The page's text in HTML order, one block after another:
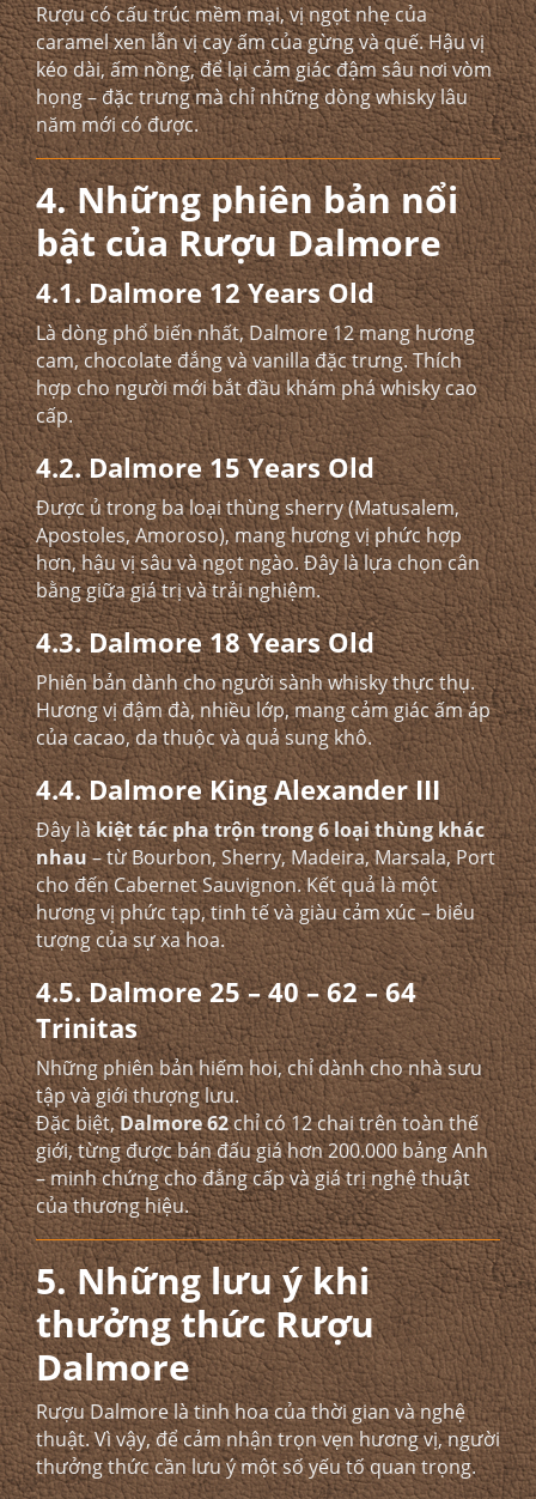
Rượu có cấu trúc mềm mại, vị ngọt nhẹ của
caramel xen lẫn vị cay ấm của gừng và quế. Hậu vị
kéo dài, ấm nồng, để lại cảm giác đậm sâu nơi vòm
họng – đặc trưng mà chỉ những dòng whisky lâu
năm mới có được.
4. Những phiên bản nổi
bật của Rượu Dalmore
4.1. Dalmore 12 Years Old
Là dòng phổ biến nhất, Dalmore 12 mang hương
cam, chocolate đắng và vanilla đặc trưng. Thích
hợp cho người mới bắt đầu khám phá whisky cao
cấp.
4.2. Dalmore 15 Years Old
Được ủ trong ba loại thùng sherry (Matusalem,
Apostoles, Amoroso), mang hương vị phức hợp
hơn, hậu vị sâu và ngọt ngào. Đây là lựa chọn cân
bằng giữa giá trị và trải nghiệm.
4.3. Dalmore 18 Years Old
Phiên bản dành cho người sành whisky thực thụ.
Hương vị đậm đà, nhiều lớp, mang cảm giác ấm áp
của cacao, da thuộc và quả sung khô.
4.4. Dalmore King Alexander III
Đây làkiệt tác pha trộn trong 6 loại thùng khác
nhau– từ Bourbon, Sherry, Madeira, Marsala, Port
cho đến Cabernet Sauvignon. Kết quả là một
hương vị phức tạp, tinh tế và giàu cảm xúc – biểu
tượng của sự xa hoa.
4.5. Dalmore 25 – 40 – 62 – 64
Trinitas
Những phiên bản hiếm hoi, chỉ dành cho nhà sưu
tập và giới thượng lưu.
Đặc biệt,Dalmore 62chỉ có 12 chai trên toàn thế
giới, từng được bán đấu giá hơn 200.000 bảng Anh
– minh chứng cho đẳng cấp và giá trị nghệ thuật
của thương hiệu.
5. Những lưu ý khi
thưởng thức Rượu
Dalmore
Rượu Dalmore là tinh hoa của thời gian và nghệ
thuật. Vì vậy, để cảm nhận trọn vẹn hương vị, người
thưởng thức cần lưu ý một số yếu tố quan trọng.